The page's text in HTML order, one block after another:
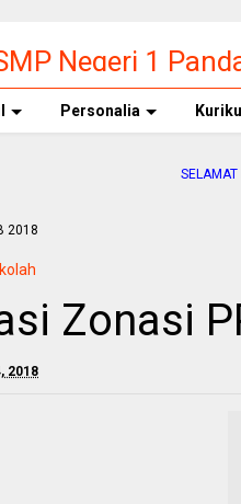
Negeri 1
Personalia
SELAMAT
Zonasi
2018